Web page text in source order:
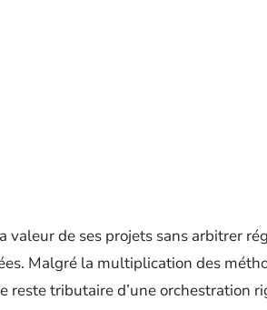
de ses projets sans arbitrer
Malgré la multiplication des
tributaire d’une orchestration